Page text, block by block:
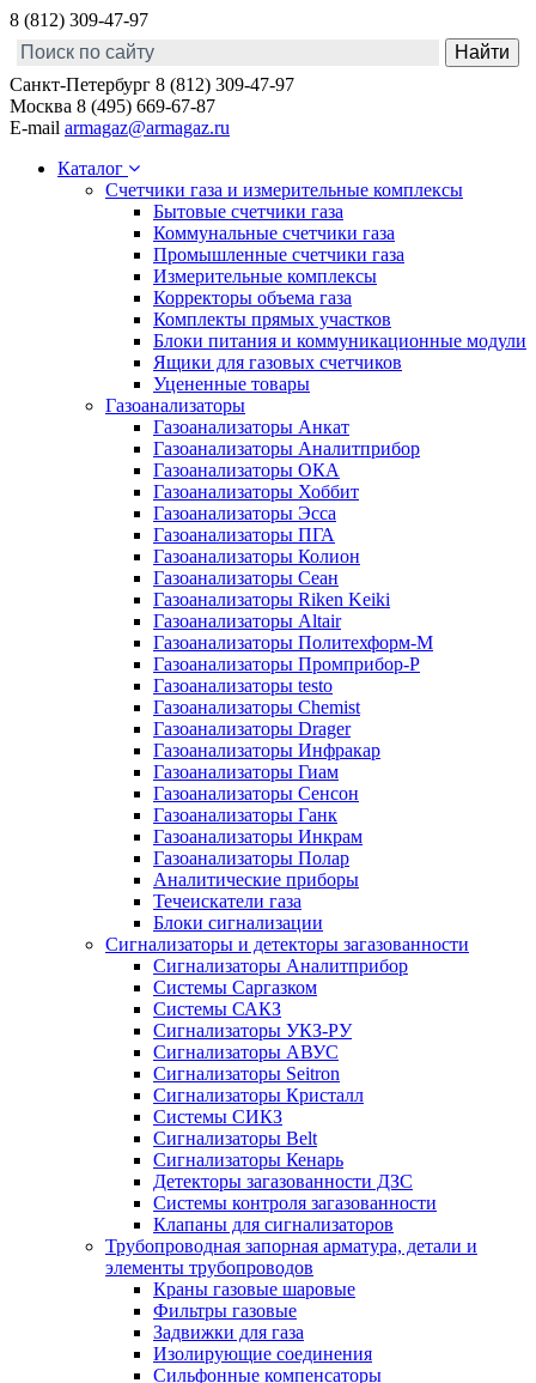
8 (812) 309-47-97
Санкт-Петербург 8 (812) 309-47-97
Москва 8 (495) 669-67-87
E-mail armagaz@armagaz.ru
Каталог
Счетчики газа и измерительные комплексы
Бытовые счетчики газа
Коммунальные счетчики газа
Промышленные счетчики газа
Измерительные комплексы
Корректоры объема газа
Комплекты прямых участков
Блоки питания и коммуникационные модули
Ящики для газовых счетчиков
Уцененные товары
Газоанализаторы
Газоанализаторы Анкат
Газоанализаторы Аналитприбор
Газоанализаторы ОКА
Газоанализаторы Хоббит
Газоанализаторы Эсса
Газоанализаторы ПГА
Газоанализаторы Колион
Газоанализаторы Сеан
Газоанализаторы Riken Keiki
Газоанализаторы Altair
Газоанализаторы Политехформ-М
Газоанализаторы Промприбор-Р
Газоанализаторы testo
Газоанализаторы Chemist
Газоанализаторы Drager
Газоанализаторы Инфракар
Газоанализаторы Гиам
Газоанализаторы Сенсон
Газоанализаторы Ганк
Газоанализаторы Инкрам
Газоанализаторы Полар
Аналитические приборы
Течеискатели газа
Блоки сигнализации
Сигнализаторы и детекторы загазованности
Сигнализаторы Аналитприбор
Системы Саргазком
Системы САКЗ
Сигнализаторы УКЗ-РУ
Сигнализаторы АВУС
Сигнализаторы Seitron
Сигнализаторы Кристалл
Системы СИКЗ
Сигнализаторы Belt
Сигнализаторы Кенарь
Детекторы загазованности ДЗС
Системы контроля загазованности
Клапаны для сигнализаторов
Трубопроводная запорная арматура, детали и
элементы трубопроводов
Краны газовые шаровые
Фильтры газовые
Задвижки для газа
Изолирующие соединения
Сильфонные компенсаторы